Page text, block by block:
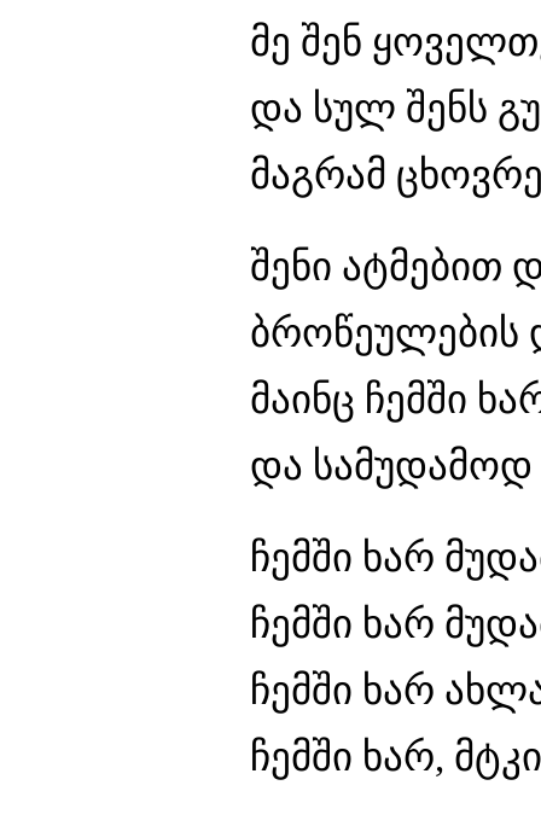
მე შენ
და სულ შენს
მაგრამ
შენი ატმებით
ბროწეულების
მაინც ჩემში
და სამუდამოდ
ჩემში ხარ
ჩემში ხარ
ჩემში ხარ
ჩემში ხარ,